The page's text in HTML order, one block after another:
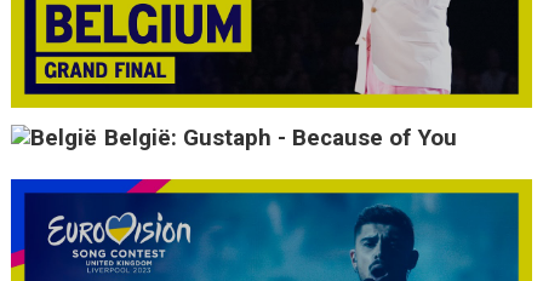
België: Gustaph - Because of You